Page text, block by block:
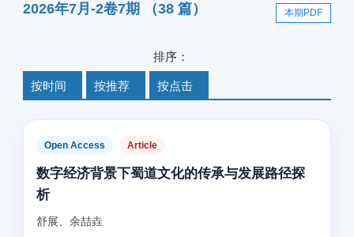
2026年7月-2卷7期 （38 篇） 本期PDF
排序：
按时间 按推荐 按点击
Open Access Article
数字经济背景下蜀道文化的传承与发展路径探
析
舒展、余喆垚